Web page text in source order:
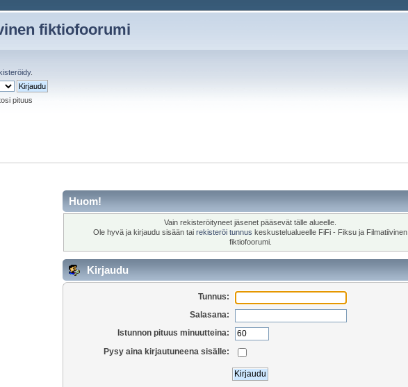
fiktiofoorumi
.
pituus
Huom!
Vain rekisteröityneet jäsenet pääsevät tälle alueelle.
Ole hyvä ja kirjaudu sisään tai rekisteröi tunnus keskustelualueelle FiFi - Fiksu ja Filmatiivinen
fiktiofoorumi.
Kirjaudu
Tunnus:
Salasana:
Istunnon pituus minuutteina:
Pysy aina kirjautuneena sisälle: